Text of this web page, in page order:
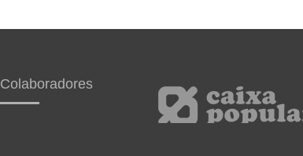
Colaboradores